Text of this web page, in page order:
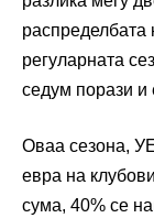
распределбата
регуларната
седум порази и
Оваа сезона,
евра на
сума, 40% се